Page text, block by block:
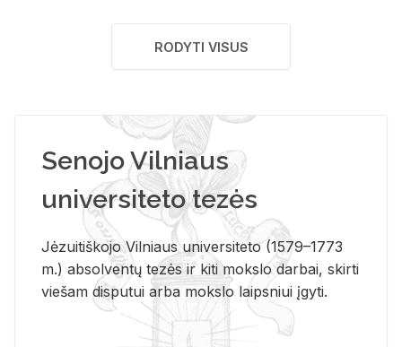
RODYTI VISUS
Senojo Vilniaus
universiteto tezės
Jėzuitiškojo Vilniaus universiteto (1579–1773
m.) absolventų tezės ir kiti mokslo darbai, skirti
viešam disputui arba mokslo laipsniui įgyti.